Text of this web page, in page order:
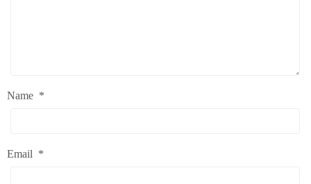
Name *
Email *